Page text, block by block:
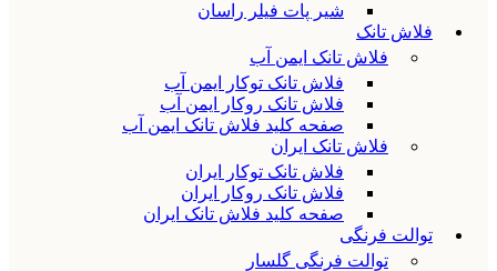
شیر پات فیلر راسان
فلاش تانک
فلاش تانک ایمن آب
فلاش تانک توکار ایمن آب
فلاش تانک روکار ایمن آب
صفحه کلید فلاش تانک ایمن آب
فلاش تانک ایران
فلاش تانک توکار ایران
فلاش تانک روکار ایران
صفحه کلید فلاش تانک ایران
توالت فرنگی
توالت فرنگی گلسار